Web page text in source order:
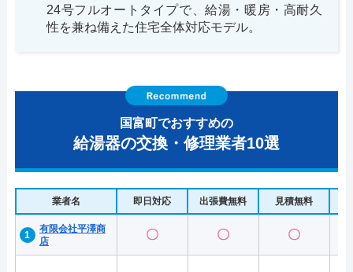
24号フルオートタイプで、給湯・暖房・高耐久
性を兼ね備えた住宅全体対応モデル。
国富町でおすすめの
給湯器の交換・修理業者10選
業者名 即日対応 出張費無料 見積無料
有限会社平澤商
店
〇 〇 〇